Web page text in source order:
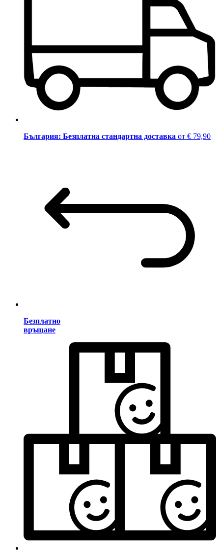
България: Безплатна стандартна доставка от € 79,90
Безплатно
връщане